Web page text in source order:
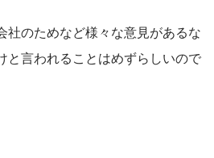
社のためなど様々な意見があるな
と言われることはめずらしいので